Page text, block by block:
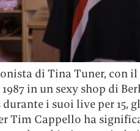
di Tina Tuner,
in un sexy shop di
durante i suoi live per 15,
Tim Cappello ha